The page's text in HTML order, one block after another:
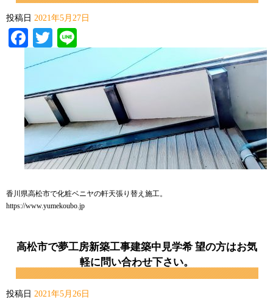
投稿日 2021年5月27日
Facebook
Twitter
香川県高松市で化粧ベニヤの軒天張り替え施工。
https://www.yumekoubo.jp
高松市で夢工房新築工事建築中見学希 望の方はお気
軽に問い合わせ下さい。
投稿日 2021年5月26日